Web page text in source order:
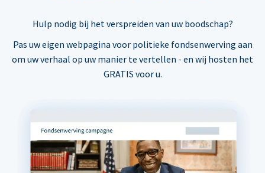
Hulp nodig bij het verspreiden van uw boodschap?
Pas uw eigen webpagina voor politieke fondsenwerving aan
om uw verhaal op uw manier te vertellen - en wij hosten het
GRATIS voor u.